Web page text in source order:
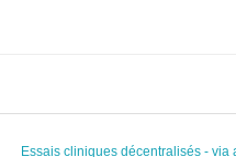
Essais cliniques décentralisés - via